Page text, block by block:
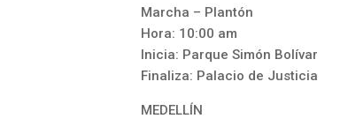
Marcha – Plantón
Hora: 10:00 am
Inicia: Parque Simón Bolívar
Finaliza: Palacio de Justicia
MEDELLÍN